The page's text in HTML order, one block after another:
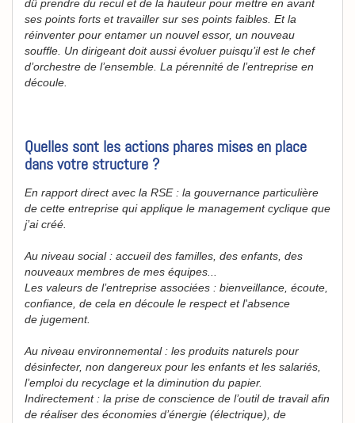
dû prendre du recul et de la hauteur pour mettre en avant
ses points forts et travailler sur ses points faibles. Et la
réinventer pour entamer un nouvel essor, un nouveau
souffle. Un dirigeant doit aussi évoluer puisqu’il est le chef
d’orchestre de l’ensemble. La pérennité de l’entreprise en
découle.
Quelles sont les actions phares mises en place
dans votre structure ?
En rapport direct avec la RSE : la gouvernance particulière
de cette entreprise qui applique le management cyclique que
j’ai créé.
Au niveau social : accueil des familles, des enfants, des
nouveaux membres de mes équipes...
Les valeurs de l’entreprise associées : bienveillance, écoute,
confiance, de cela en découle le respect et l'absence
de jugement.
Au niveau environnemental : les produits naturels pour
désinfecter, non dangereux pour les enfants et les salariés,
l’emploi du recyclage et la diminution du papier.
Indirectement : la prise de conscience de l’outil de travail afin
de réaliser des économies d’énergie (électrique), de